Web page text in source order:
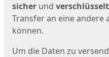
sicher und verschlüsselt
Transfer an eine andere
können.
Um die Daten zu